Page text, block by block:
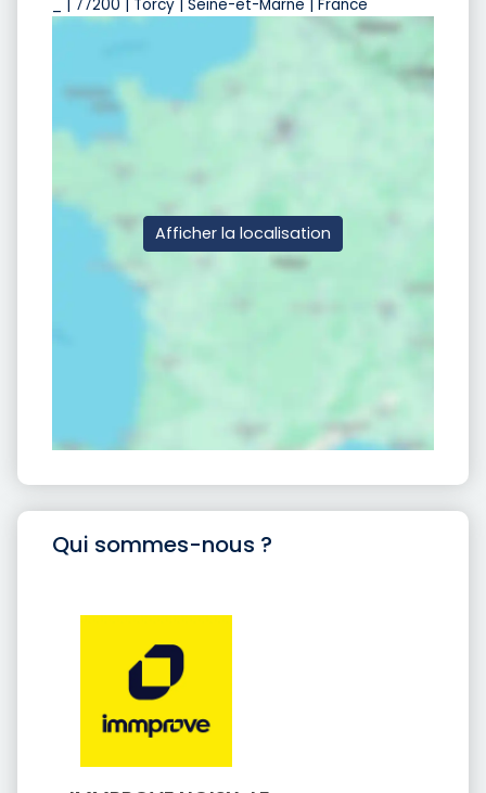
_ | 77200 | Torcy | Seine-et-Marne | France
Afficher la localisation
Qui sommes-nous ?